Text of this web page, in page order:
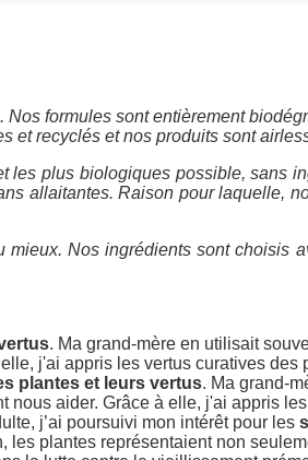
formules sont entièrement
et recyclés et nos produits sont
plus biologiques possible, sans
allaitantes. Raison pour laquelle,
Nos ingrédients sont choisis
. Ma grand-mère en utilisait
j'ai appris les vertus curatives des
plantes et leurs vertus. Ma grand-
nous aider. Grâce à elle, j'ai appris
j’ai poursuivi mon intérêt pour les
plantes représentaient non